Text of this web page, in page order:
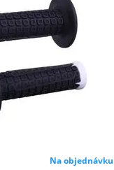
Na objednávku